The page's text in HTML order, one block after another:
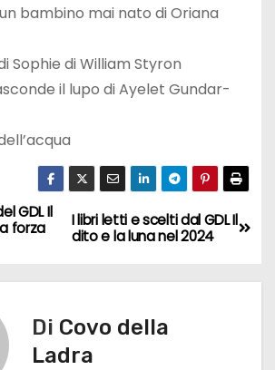
bambino mai nato di Oriana
Sophie di William Styron
il lupo di Ayelet Gundar-
I libri letti e scelti dal GDL Il
dito e la luna nel 2024
GDL Il
forza
Di Covo della
Ladra